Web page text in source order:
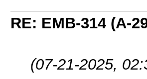
RE: EMB-314 (A-
(07-21-2025,